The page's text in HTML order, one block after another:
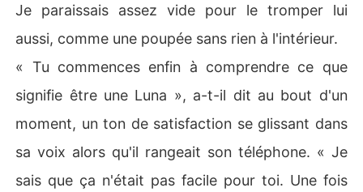
Je paraissais assez vide pour le tromper lui
aussi, comme une poupée sans rien à l'intérieur.
« Tu commences enfin à comprendre ce que
signifie être une Luna », a-t-il dit au bout d'un
moment, un ton de satisfaction se glissant dans
sa voix alors qu'il rangeait son téléphone. « Je
sais que ça n'était pas facile pour toi. Une fois